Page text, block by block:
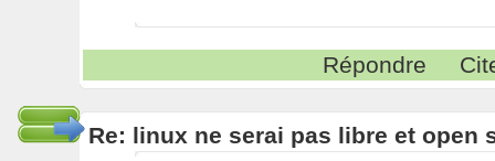
Répondre
Re: linux ne serai pas libre et open